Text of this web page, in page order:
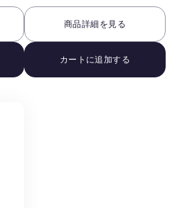
り
追
り
追
商品詳細を見る
カートに追加する